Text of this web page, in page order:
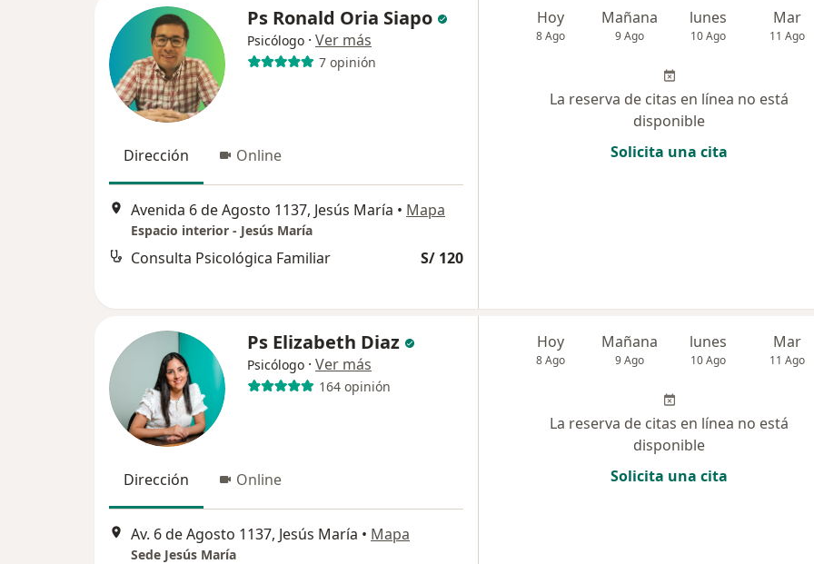
Ps Ronald Oria Siapo
Psicólogo · Ver más
7 opinión
Dirección Online
Avenida 6 de Agosto 1137, Jesús María • Mapa
Espacio interior - Jesús María
Consulta Psicológica Familiar S/ 120
Hoy
8 Ago
Mañana
9 Ago
lunes
10 Ago
Mar
11 Ago
La reserva de citas en línea no está
disponible
Solicita una cita
Ps Elizabeth Diaz
Psicólogo · Ver más
164 opinión
Dirección Online
Av. 6 de Agosto 1137, Jesús María • Mapa
Sede Jesús María
Hoy
8 Ago
Mañana
9 Ago
lunes
10 Ago
Mar
11 Ago
La reserva de citas en línea no está
disponible
Solicita una cita